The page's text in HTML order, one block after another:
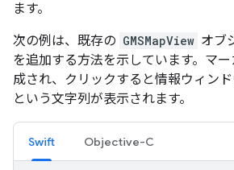
ます。
次の例は、既存の GMSMapView オブ
を追加する方法を示しています。マー
成され、クリックすると情報ウィンド
という文字列が表示されます。
Swift Objective-C